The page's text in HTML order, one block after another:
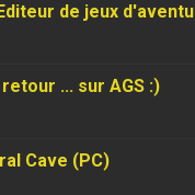
de jeux
... sur AGS :)
Cave (PC)